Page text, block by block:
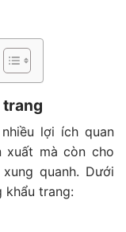
trang
lợi ích quan
xuất mà còn cho
quanh. Dưới
khẩu trang: